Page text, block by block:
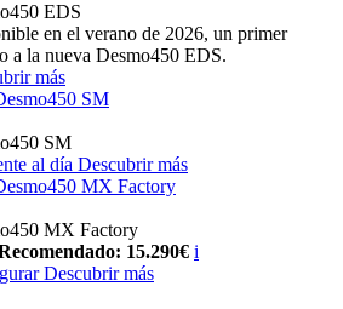
EDS
en el verano de 2026, un primer
a la nueva Desmo450 EDS.
más
SM
SM
al día Descubrir más
MX Factory
MX Factory
15.290€ i
Descubrir más